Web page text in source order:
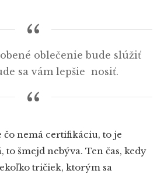
oblečenie bude slúžiť
sa vám lepšie nosiť.
čo nemá certifikáciu, to je
to šmejd nebýva. Ten čas, kedy
tričiek, ktorým sa